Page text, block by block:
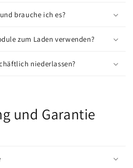
brauche ich es?
zum Laden verwenden?
niederlassen?
und Garantie